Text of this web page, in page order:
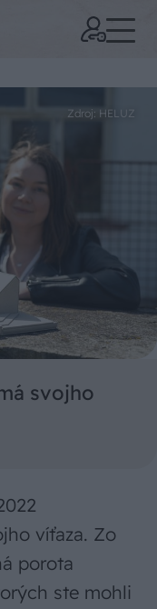
Zdroj: HELUZ
svojho
víťaza. Zo
porota
ste mohli